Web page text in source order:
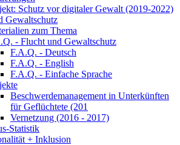
Schutz vor digitaler Gewalt (2019-2022)
Gewaltschutz
zum Thema
- Flucht und Gewaltschutz
F.A.Q. - Deutsch
F.A.Q. - English
F.A.Q. - Einfache Sprache
Beschwerdemanagement in Unterkünften
für Geflüchtete (201
Vernetzung (2016 - 2017)
Statistik
+ Inklusion